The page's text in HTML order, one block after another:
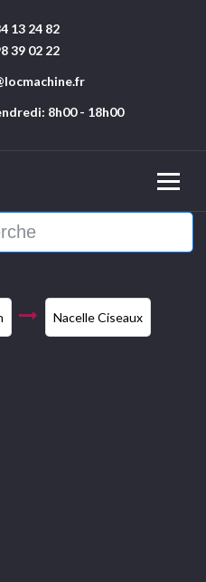
13 24 82
39 02 22
8h00 - 18h00
Nacelle Ciseaux